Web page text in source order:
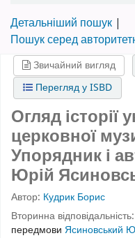
Детальніший пошук
Пошук серед
Звичайний вигляд
Перегляд у ISBD
Огляд історії
церковної
Упорядник і
Юрій
Автор: Кудрик Борис
Вторинна відповідальність:
передмови Ясиновський